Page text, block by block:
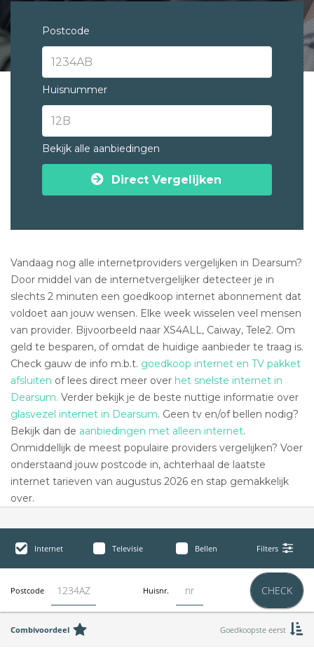
Postcode
Huisnummer
Bekijk alle aanbiedingen
Direct Vergelijken
Vandaag nog alle internetproviders vergelijken in Dearsum?
Door middel van de internetvergelijker detecteer je in
slechts 2 minuten een goedkoop internet abonnement dat
voldoet aan jouw wensen. Elke week wisselen veel mensen
van provider. Bijvoorbeeld naar XS4ALL, Caiway, Tele2. Om
geld te besparen, of omdat de huidige aanbieder te traag is.
Check gauw de info m.b.t. goedkoop internet en TV pakket
afsluiten of lees direct meer over het snelste internet in
Dearsum. Verder bekijk je de beste nuttige informatie over
glasvezel internet in Dearsum. Geen tv en/of bellen nodig?
Bekijk dan de aanbiedingen met alleen internet.
Onmiddellijk de meest populaire providers vergelijken? Voer
onderstaand jouw postcode in, achterhaal de laatste
internet tarieven van augustus 2026 en stap gemakkelijk
over.
Internet Televisie Bellen Filters
Postcode Huisnr. CHECK
Combivoordeel Goedkoopste eerst